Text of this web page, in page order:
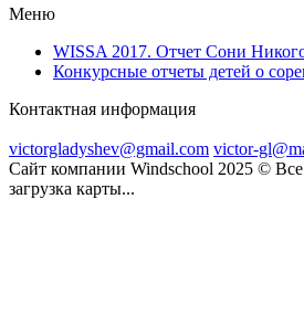
Меню
WISSA 2017. Отчет Сони
Конкурсные отчеты детей о
Контактная информация
victorgladyshev@gmail.com victor-
Сайт компании Windschool 2025 ©
загрузка карты...